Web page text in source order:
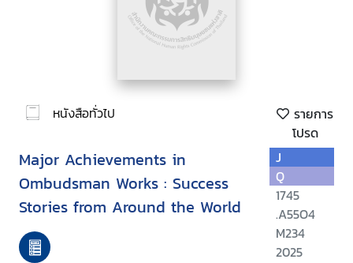
หนังสือทั่วไป
รายการ
โปรด
Major Achievements in
Ombudsman Works : Success
Stories from Around the World
J
Q
1745
.A55O4
M234
2025